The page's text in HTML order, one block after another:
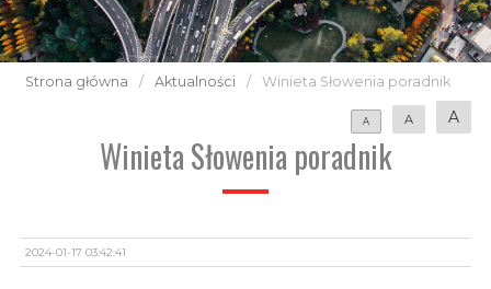
Strona główna / Aktualności / Winieta Słowenia poradnik
A A A
Winieta Słowenia poradnik
2024-01-17 03:42:41